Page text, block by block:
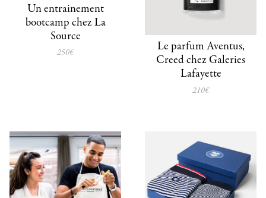
Un entrainement
bootcamp chez La
Source
250€
Le parfum Aventus,
Creed chez Galeries
Lafayette
210€